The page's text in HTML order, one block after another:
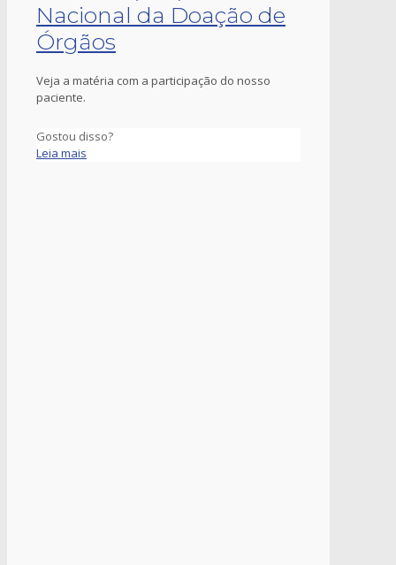
Nacional da Doação de
Órgãos
Veja a matéria com a participação do nosso
paciente.
Gostou disso?
Leia mais